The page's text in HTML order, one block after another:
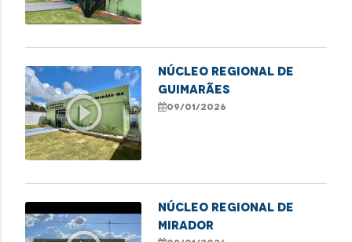
play_circle_outline
NÚCLEO REGIONAL DE
GUIMARÃES
09/01/2026
NÚCLEO REGIONAL DE
MIRADOR